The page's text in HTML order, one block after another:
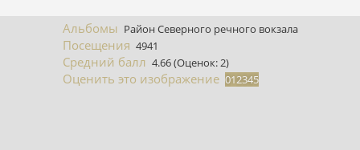
Альбомы Район Северного речного вокзала
Посещения 4941
Средний балл 4.66(Оценок: 2)
Оценить это изображение